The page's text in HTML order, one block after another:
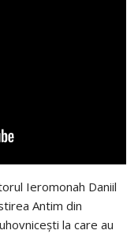
Ieromonah Daniil
Antim din
la care au